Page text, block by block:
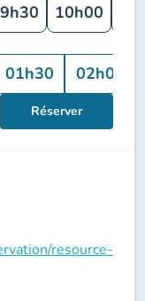
10h00
01h30 02h00
Réserver
resource-